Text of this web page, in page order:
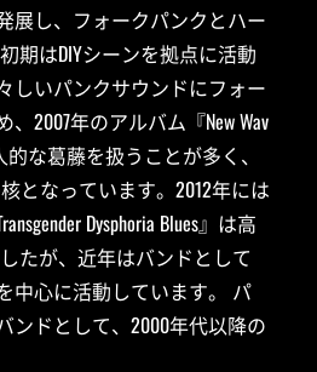
展し、フォークパンクとハー
期はDIYシーンを拠点に活動
しいパンクサウンドにフォー
2007年のアルバム『New Wav
な葛藤を扱うことが多く、
となっています。2012年には
Dysphoria Blues』は高
たが、近年はバンドとして
中心に活動しています。 パ
ンドとして、2000年代以降の